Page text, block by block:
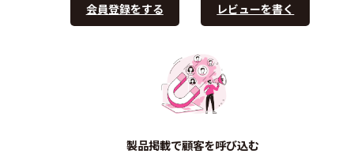
会員登録をする レビューを書く
製品掲載で顧客を呼び込む